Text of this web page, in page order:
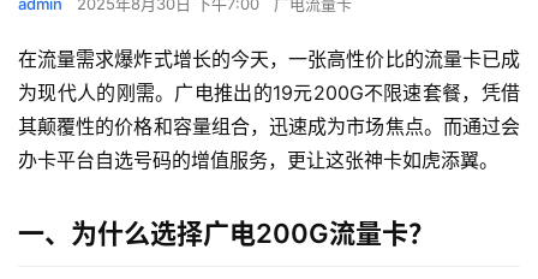
admin 2025年8月30日 下午7:00 广电流量卡
在流量需求爆炸式增长的今天，一张高性价比的流量卡已成
为现代人的刚需。广电推出的19元200G不限速套餐，凭借
其颠覆性的价格和容量组合，迅速成为市场焦点。而通过会
办卡平台自选号码的增值服务，更让这张神卡如虎添翼。
一、为什么选择广电200G流量卡？